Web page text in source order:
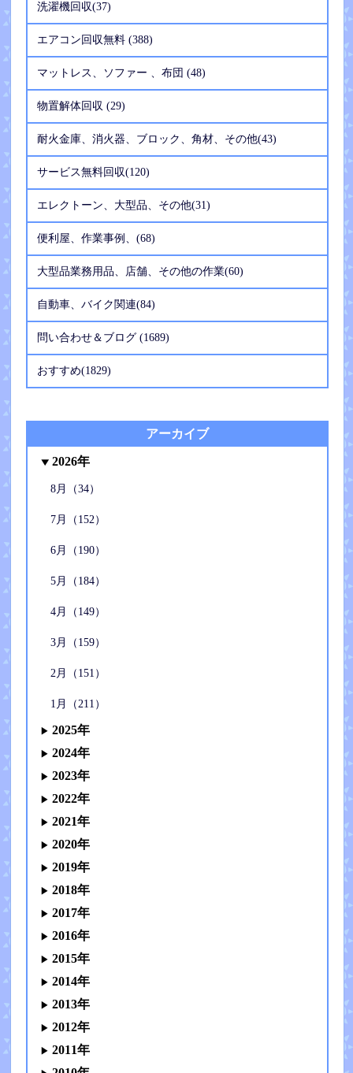
洗濯機回収(37)
エアコン回収無料 (388)
マットレス、ソファー 、布団 (48)
物置解体回収 (29)
耐火金庫、消火器、ブロック、角材、その他(43)
サービス無料回収(120)
エレクトーン、大型品、その他(31)
便利屋、作業事例、(68)
大型品業務用品、店舗、その他の作業(60)
自動車、バイク関連(84)
問い合わせ＆ブログ (1689)
おすすめ(1829)
アーカイブ
2026年
8月（34）
7月（152）
6月（190）
5月（184）
4月（149）
3月（159）
2月（151）
1月（211）
2025年
2024年
2023年
2022年
2021年
2020年
2019年
2018年
2017年
2016年
2015年
2014年
2013年
2012年
2011年